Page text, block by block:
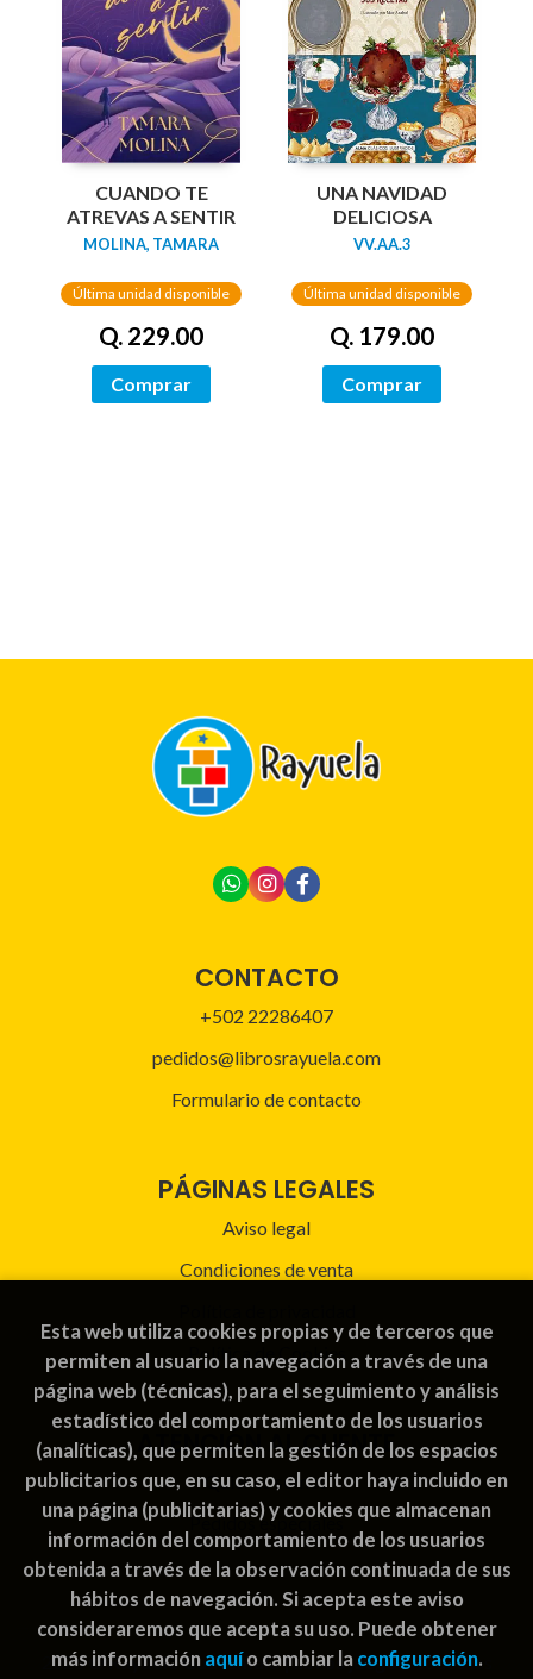
CUANDO TE
ATREVAS A SENTIR
MOLINA, TAMARA
Última unidad disponible
Q. 229.00
Comprar
UNA NAVIDAD
DELICIOSA
VV.AA.3
Última unidad disponible
Q. 179.00
Comprar
CONTACTO
+502 22286407
pedidos@librosrayuela.com
Formulario de contacto
PÁGINAS LEGALES
Aviso legal
Condiciones de venta
Política de Cookies
ATENCIÓN AL CLIENTE
Quiénes somos
Pedidos especiales
2026 ©Rayuela Guatemala | libros juegos. Todos los
Esta web utiliza cookies propias y de terceros que
permiten al usuario la navegación a través de una
página web (técnicas), para el seguimiento y análisis
estadístico del comportamiento de los usuarios
(analíticas), que permiten la gestión de los espacios
publicitarios que, en su caso, el editor haya incluido en
una página (publicitarias) y cookies que almacenan
información del comportamiento de los usuarios
obtenida a través de la observación continuada de sus
hábitos de navegación. Si acepta este aviso
consideraremos que acepta su uso. Puede obtener
más información aquío cambiar la configuración.